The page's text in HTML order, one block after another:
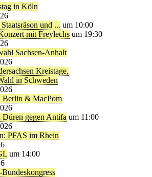
in Köln
und ... um 10:00
mit Freylechs um 19:30
Sachsen-Anhalt
Kreistage,
in Schweden
Berlin & MacPom
Düren gegen Antifa um 11:00
PFAS im Rhein
um 14:00